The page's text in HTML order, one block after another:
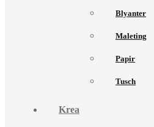
Blyanter
Maleting
Papir
Tusch
Krea